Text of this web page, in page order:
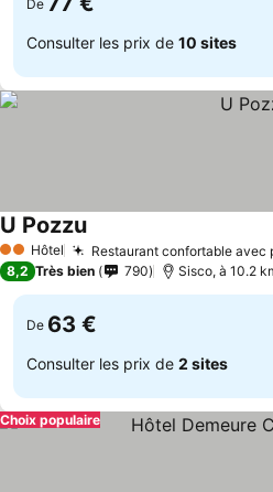
De
Consulter les prix de 10 sites
2 Étoiles
Hôtel Restaurant confortable avec
U PozzuConsulter les prix
8,2 Très bien 790 Sisco, à 10.2
De 63 €
Consulter les prix de 2 sites
Choix populaire